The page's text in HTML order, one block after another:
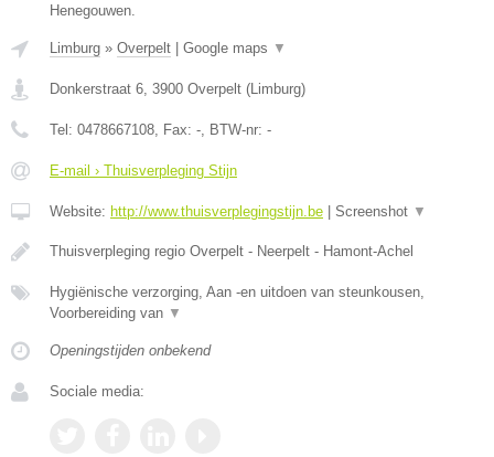
Henegouwen.
Limburg » Overpelt | Google maps ▼
Donkerstraat 6 3900 Overpelt (Limburg)
Tel: 0478667108 , Fax: - , BTW-nr: -
E-mail › Thuisverpleging Stijn
Website: http://www.thuisverplegingstijn.be | Screenshot ▼
Thuisverpleging regio Overpelt - Neerpelt - Hamont-Achel
Hygiënische verzorging, Aan -en uitdoen van steunkousen,
Voorbereiding van ▼
Openingstijden onbekend
Sociale media: